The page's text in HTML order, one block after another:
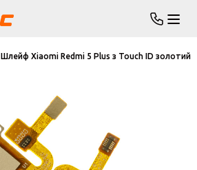
Шлейф Xiaomi Redmi 5 Plus з Touch ID золотий